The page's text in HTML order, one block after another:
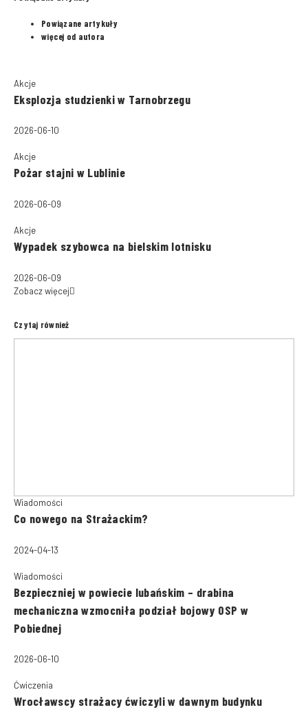
Powiązane artykuły
więcej od autora
Akcje
Eksplozja studzienki w Tarnobrzegu
2026-06-10
Akcje
Pożar stajni w Lublinie
2026-06-09
Akcje
Wypadek szybowca na bielskim lotnisku
2026-06-09
Zobacz więcej
Czytaj również
Wiadomości
Co nowego na Strażackim?
2024-04-13
Wiadomości
Bezpieczniej w powiecie lubańskim – drabina
mechaniczna wzmocniła podział bojowy OSP w
Pobiednej
2026-06-10
Ćwiczenia
Wrocławscy strażacy ćwiczyli w dawnym budynku